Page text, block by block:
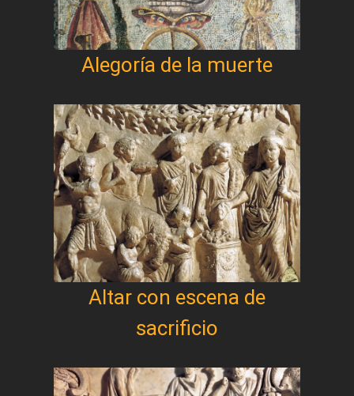
Alegoría de la muerte
Altar con escena de
sacrificio